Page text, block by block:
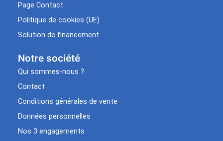
Page Contact
Politique de cookies (UE)
Solution de financement
Notre société
Qui sommes-nous ?
Contact
Conditions générales de vente
Données personnelles
Nos 3 engagements